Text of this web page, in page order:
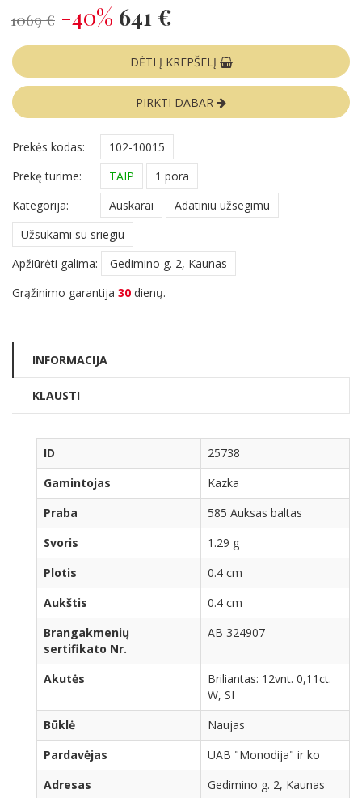
1069 € -40% 641 €
DĖTI Į KREPŠELĮ
PIRKTI DABAR
Prekės kodas:
102-10015
Prekę turime:
TAIP
1 pora
Kategorija:
Auskarai
Adatiniu užsegimu
Užsukami su sriegiu
Apžiūrėti galima:
Gedimino g. 2, Kaunas
Grąžinimo garantija 30 dienų.
INFORMACIJA
KLAUSTI
ID
25738
Gamintojas
Kazka
Praba
585 Auksas baltas
Svoris
1.29 g
Plotis
0.4 cm
Aukštis
0.4 cm
Brangakmenių
sertifikato Nr.
AB 324907
Akutės
Briliantas: 12vnt. 0,11ct.
W, SI
Būklė
Naujas
Pardavėjas
UAB "Monodija" ir ko
Adresas
Gedimino g. 2, Kaunas